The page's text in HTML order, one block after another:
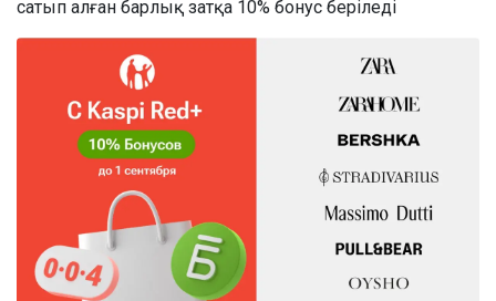
сатып алған барлық затқа 10% бонус беріледі